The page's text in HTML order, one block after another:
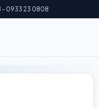
- 0933 23 0808